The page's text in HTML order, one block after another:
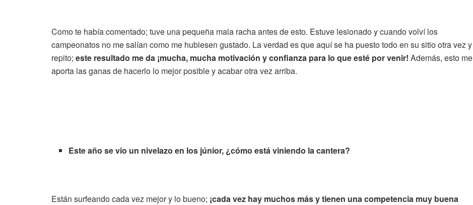
Como te había comentado; tuve una pequeña mala racha antes de esto. Estuve lesionado y cuando volví los
campeonatos no me salían como me hubiesen gustado. La verdad es que aquí se ha puesto todo en su sitio otra vez y
repito; este resultado me da ¡mucha, mucha motivación y confianza para lo que esté por venir! Además, esto me
aporta las ganas de hacerlo lo mejor posible y acabar otra vez arriba.
Este año se vio un nivelazo en los júnior, ¿cómo está viniendo la cantera?
Están surfeando cada vez mejor y lo bueno; ¡cada vez hay muchos más y tienen una competencia muy buena